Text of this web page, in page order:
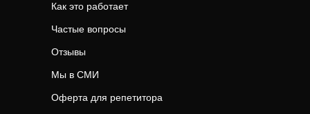
Как это работает
Частые вопросы
Отзывы
Мы в СМИ
Оферта для репетитора